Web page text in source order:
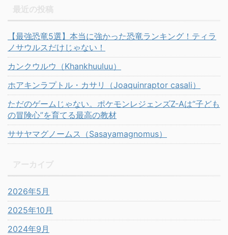
【最強恐竜5選】本当に強かった恐竜ランキング！ティラ
ノサウルスだけじゃない！
カンクウルウ（Khankhuuluu）
ホアキンラプトル・カサリ（Joaquinraptor casali）
ただのゲームじゃない。ポケモンレジェンズZ-Aは“子ども
の冒険心”を育てる最高の教材
ササヤマグノームス（Sasayamagnomus）
2026年5月
2025年10月
2024年9月